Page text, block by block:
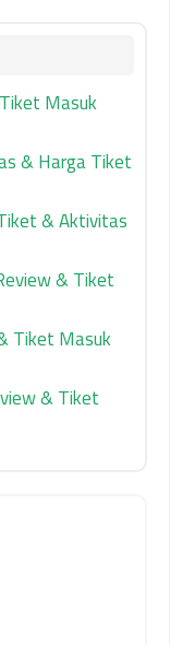
Masuk
& Harga Tiket
& Aktivitas
& Tiket
Tiket Masuk
& Tiket